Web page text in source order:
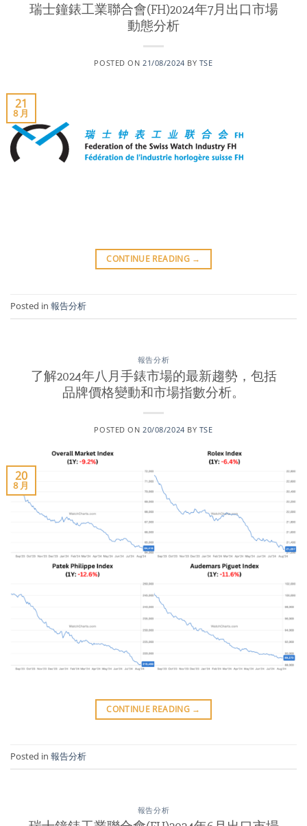
瑞士鐘錶工業聯合會(FH)2024年7月出口市場
動態分析
POSTED ON 21/08/2024 BY TSE
21
8 月
CONTINUE READING →
Posted in 報告分析
報告分析
了解2024年八月手錶市場的最新趨勢，包括
品牌價格變動和市場指數分析。
POSTED ON 20/08/2024 BY TSE
20
8 月
CONTINUE READING →
Posted in 報告分析
報告分析